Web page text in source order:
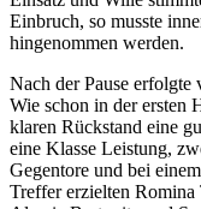
Einbruch, so musste
hingenommen werden.
Nach der Pause erfolgte
Wie schon in der ersten
klaren Rückstand eine
eine Klasse Leistung,
Gegentore und bei
Treffer erzielten